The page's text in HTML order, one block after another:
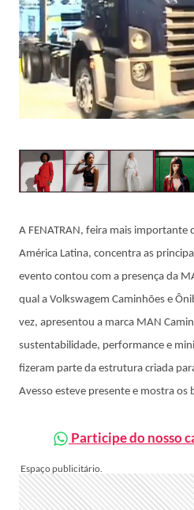
A FENATRAN, feira mais importante
América Latina, concentra as
evento contou com a presença da
qual a Volkswagem Caminhões e
vez, apresentou a marca MAN
sustentabilidade, performance e
fizeram parte da estrutura criada
Avesso esteve presente e mostra os
Participe do nosso